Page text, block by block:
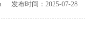
发布时间： 2025-07-28